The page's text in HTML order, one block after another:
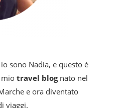
io sono Nadia, e questo è
travel blognato nel
e ora diventato
viaggi.